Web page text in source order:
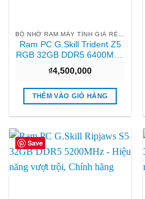
Ram PC G.Skill Trident Z5
RGB 32GB DDR5 6400MHz
₫4,500,000
THÊM VÀO GIỎ HÀNG
Save